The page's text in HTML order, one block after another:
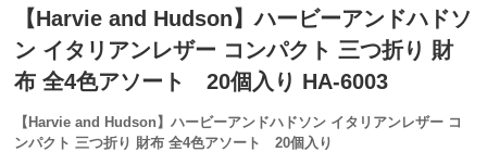
【Harvie and Hudson】ハービーアンドハドソ
ン イタリアンレザー コンパクト 三つ折り 財
布 全4色アソート 20個入り HA-6003
【Harvie and Hudson】ハービーアンドハドソン イタリアンレザー コ
ンパクト 三つ折り 財布 全4色アソート 20個入り